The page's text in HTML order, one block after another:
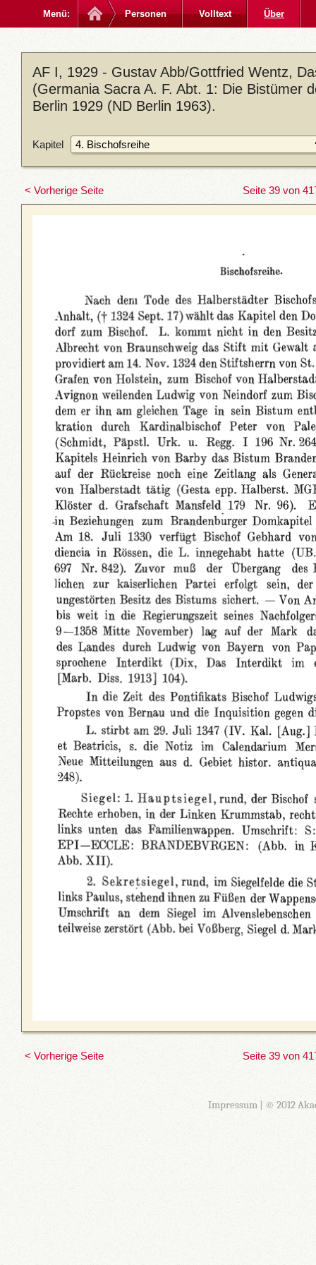
Menü: Personen Volltext Über
AF I, 1929 - Gustav Abb/Gottfried Wentz,
(Germania Sacra A. F. Abt. 1: Die Bistümer
Berlin 1929 (ND Berlin 1963).
Kapitel
< Vorherige Seite Seite 39 von
< Vorherige Seite Seite 39 von
Impressum| © 2012